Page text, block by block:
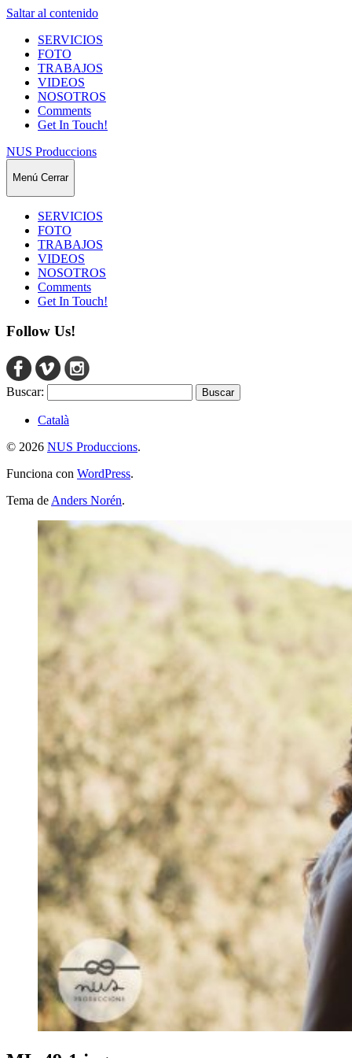
Saltar al contenido
SERVICIOS
FOTO
TRABAJOS
VIDEOS
NOSOTROS
Comments
Get In Touch!
NUS Produccions
Menú Cerrar
SERVICIOS
FOTO
TRABAJOS
VIDEOS
NOSOTROS
Comments
Get In Touch!
Follow Us!
Buscar:
Català
© 2026 NUS Produccions.
Funciona con WordPress.
Tema de Anders Norén.